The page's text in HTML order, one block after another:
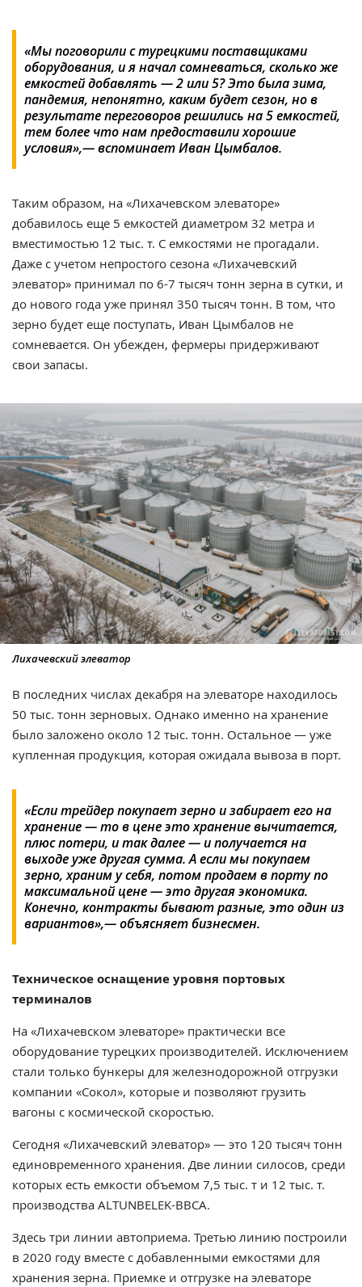
«Мы поговорили с турецкими поставщиками
оборудования, и я начал сомневаться, сколько же
емкостей добавлять — 2 или 5? Это была зима,
пандемия, непонятно, каким будет сезон, но в
результате переговоров решились на 5 емкостей,
тем более что нам предоставили хорошие
условия»,— вспоминает Иван Цымбалов.
Таким образом, на «Лихачевском элеваторе»
добавилось еще 5 емкостей диаметром 32 метра и
вместимостью 12 тыс. т. С емкостями не прогадали.
Даже с учетом непростого сезона «Лихачевский
элеватор» принимал по 6-7 тысяч тонн зерна в сутки, и
до нового года уже принял 350 тысяч тонн. В том, что
зерно будет еще поступать, Иван Цымбалов не
сомневается. Он убежден, фермеры придерживают
свои запасы.
Лихачевский элеватор
В последних числах декабря на элеваторе находилось
50 тыс. тонн зерновых. Однако именно на хранение
было заложено около 12 тыс. тонн. Остальное — уже
купленная продукция, которая ожидала вывоза в порт.
«Если трейдер покупает зерно и забирает его на
хранение — то в цене это хранение вычитается,
плюс потери, и так далее — и получается на
выходе уже другая сумма. А если мы покупаем
зерно, храним у себя, потом продаем в порту по
максимальной цене — это другая экономика.
Конечно, контракты бывают разные, это один из
вариантов»,— объясняет бизнесмен.
Техническое оснащение уровня портовых
терминалов
На «Лихачевском элеваторе» практически все
оборудование турецких производителей. Исключением
стали только бункеры для железнодорожной отгрузки
компании «Сокол», которые и позволяют грузить
вагоны с космической скоростью.
Сегодня «Лихачевский элеватор» — это 120 тысяч тонн
единовременного хранения. Две линии силосов, среди
которых есть емкости объемом 7,5 тыс. т и 12 тыс. т.
производства ALTUNBELEK-BBCA.
Здесь три линии автоприема. Третью линию построили
в 2020 году вместе с добавленными емкостями для
хранения зерна. Приемке и отгрузке на элеваторе